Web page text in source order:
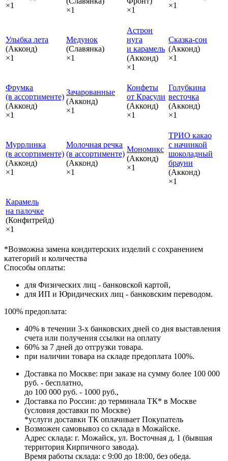
×1
×1
×1
×1
Улыбка лета
(Акконд)
×1
Медунок
(Славянка)
×1
Астрон
нуга
и карамель
(Акконд)
×1
Сказка‑сон
(Акконд)
×1
Фрумка
(в ассортименте)
(Акконд)
×1
Зачарованные
(Акконд)
×1
Конфеты
от Красули
(Акконд)
×1
Голубкина
весточка
(Акконд)
×1
Муррлинка
(в ассортименте)
(Акконд)
×1
Молочная речка
(в ассортименте)
(Акконд)
×1
Мономикс
(Акконд)
×1
ТРИО какао
с начинкой
шоколадный
брауни
(Акконд)
×1
Карамель
на палочке
(Конфитрейд)
×1
*Возможна замена кондитерских изделий с сохранением
категорий и количества
Способы оплаты:
для Физических лиц - банковской картой,
для ИП и Юридических лиц - банковским переводом.
100% предоплата:
40% в течении 3-х банковских дней со дня выставления
счета или получения ссылки на оплату
60% за 7 дней до отгрузки товара.
при наличии товара на складе предоплата 100%.
Доставка по Москве: при заказе на сумму более 100 000
руб. - бесплатно,
до 100 000 руб. - 1000 руб.,
Доставка по России: до терминала ТК* в Москве
(условия доставки по Москве)
*услуги доставки ТК оплачивает Покупатель
Возможен самовывоз со склада в Можайске.
Адрес склада: г. Можайск, ул. Восточная д. 1 (бывшая
территория Кирпичного завода).
Время работы склада: с 9:00 до 18:00, без обеда.